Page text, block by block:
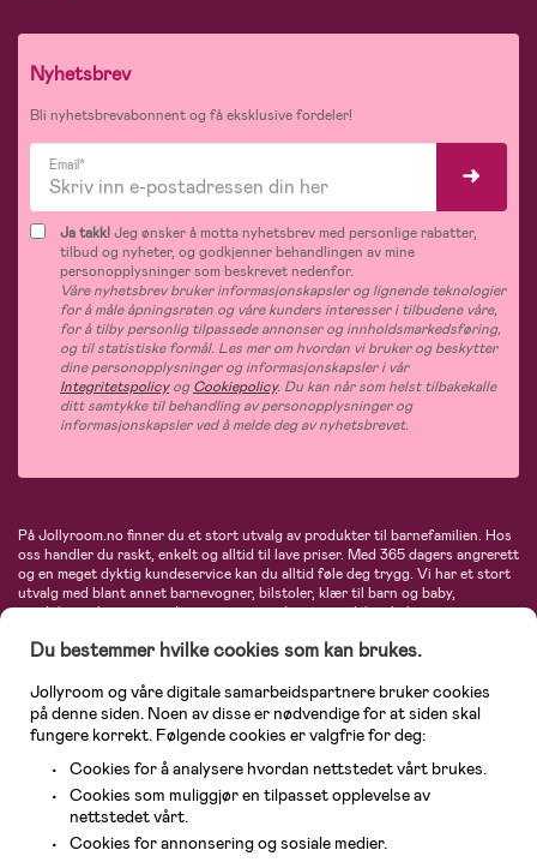
Nyhetsbrev
Bli nyhetsbrevabonnent og få eksklusive fordeler!
Email*
Ja takk!Jeg ønsker å motta nyhetsbrev med personlige rabatter,
tilbud og nyheter, og godkjenner behandlingen av mine
personopplysninger som beskrevet nedenfor.
Våre nyhetsbrev bruker informasjonskapsler og lignende teknologier
for å måle åpningsraten og våre kunders interesser i tilbudene våre,
for å tilby personlig tilpassede annonser og innholdsmarkedsføring,
og til statistiske formål. Les mer om hvordan vi bruker og beskytter
dine personopplysninger og informasjonskapsler i vår
IntegritetspolicyogCookiepolicy. Du kan når som helst tilbakekalle
ditt samtykke til behandling av personopplysninger og
informasjonskapsler ved å melde deg av nyhetsbrevet.
På Jollyroom.no finner du et stort utvalg av produkter til barnefamilien. Hos
oss handler du raskt, enkelt og alltid til lave priser. Med 365 dagers angrerett
og en meget dyktig kundeservice kan du alltid føle deg trygg. Vi har et stort
utvalg med blant annet barnevogner, bilstoler, klær til barn og baby,
produkter til mor, mengder av inspirerende interiør, leker, babyustyr og mye
Maxi-Cosi, Baby Jogger, BabyBjörn, Didriksons, KidKraft, Ergobaby, Philips
største nettbutikk for barn og baby!
Du bestemmer hvilke cookies som kan brukes.
Jollyroom og våre digitale samarbeidspartnere bruker cookies
på denne siden. Noen av disse er nødvendige for at siden skal
fungere korrekt. Følgende cookies er valgfrie for deg:
Cookies for å analysere hvordan nettstedet vårt brukes.
Cookies som muliggjør en tilpasset opplevelse av
nettstedet vårt.
Cookies for annonsering og sosiale medier.